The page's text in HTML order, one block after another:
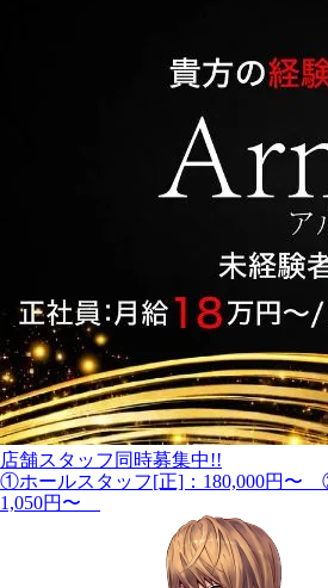
店舗スタッフ同時募集中!!
①ホールスタッフ[正]：180,000円〜
1,050円〜